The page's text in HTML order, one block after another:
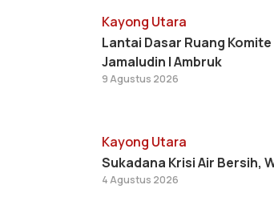
Kayong Utara
Lantai Dasar Ruang
Jamaludin I Ambruk
9 Agustus 2026
Kayong Utara
Sukadana Krisi Air Bersih,
4 Agustus 2026